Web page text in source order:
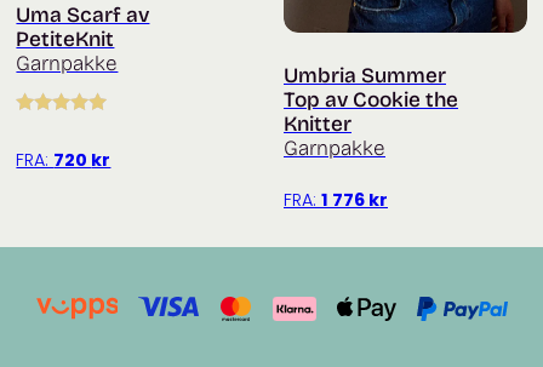
Uma Scarf av
PetiteKnit
Garnpakke
av 5
FRA: 720 kr
Umbria Summer
Top av Cookie the
Knitter
Garnpakke
FRA: 1 776 kr